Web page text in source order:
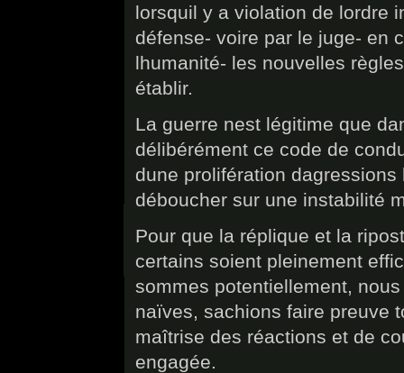
lorsquil y a violation de lordre
défense- voire par le juge- en
lhumanité- les nouvelles
établir.
La guerre nest légitime que
délibérément ce code de
dune prolifération
déboucher sur une instabilité
Pour que la réplique et la
certains soient pleinement
sommes potentiellement,
naïves, sachions faire preuve
maîtrise des réactions et de
engagée.